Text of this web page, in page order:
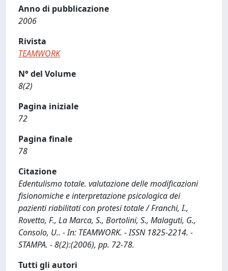
Anno di pubblicazione
2006
Rivista
TEAMWORK
N° del Volume
8(2)
Pagina iniziale
72
Pagina finale
78
Citazione
Edentulismo totale. valutazione delle modificazioni
fisionomiche e interpretazione psicologica dei
pazienti riabilitati con protesi totale / Franchi, I.,
Rovetto, F., La Marca, S., Bortolini, S., Malaguti, G.,
Consolo, U.. - In: TEAMWORK. - ISSN 1825-2214. -
STAMPA. - 8(2):(2006), pp. 72-78.
Tutti gli autori